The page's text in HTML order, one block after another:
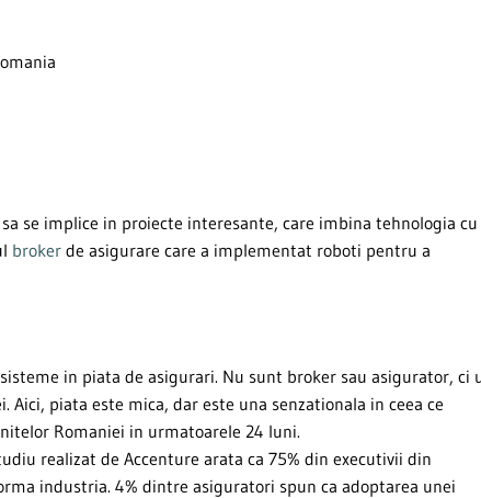
se implice in proiecte interesante, care imbina tehnologia cu
broker de asigurare care a implementat roboti pentru a
in piata de asigurari. Nu sunt broker sau asigurator, ci
piata este mica, dar este una senzationala in ceea ce
Romaniei in urmatoarele 24 luni.
realizat de Accenture arata ca 75% din executivii din
industria. 4% dintre asiguratori spun ca adoptarea unei